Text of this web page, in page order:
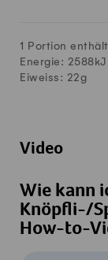
1 Portion
Energie:
Eiweiss: 22g
Video
Wie kann
Knöpfli-/
How-to-